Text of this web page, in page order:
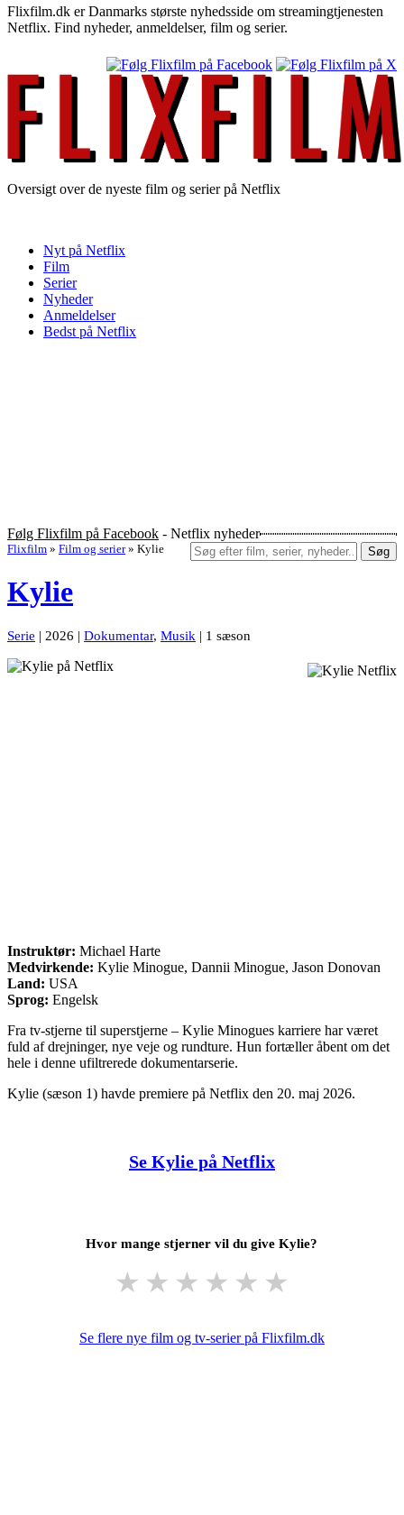
Flixfilm.dk er Danmarks største nyhedsside om streamingtjenesten
Netflix. Find nyheder, anmeldelser, film og serier.
Oversigt over de nyeste film og serier på Netflix
Nyt på Netflix
Film
Serier
Nyheder
Anmeldelser
Bedst på Netflix
Følg Flixfilm på Facebook - Netflix nyheder
Søg
Flixfilm » Film og serier » Kylie
Kylie
Serie | 2026 | Dokumentar, Musik | 1 sæson
Instruktør: Michael Harte
Medvirkende: Kylie Minogue, Dannii Minogue, Jason Donovan
Land: USA
Sprog: Engelsk
Fra tv-stjerne til superstjerne – Kylie Minogues karriere har været
fuld af drejninger, nye veje og rundture. Hun fortæller åbent om det
hele i denne ufiltrerede dokumentarserie.
Kylie (sæson 1) havde premiere på Netflix den 20. maj 2026.
Se Kylie på Netflix
Hvor mange stjerner vil du give Kylie?
★ ★ ★ ★ ★ ★
Se flere nye film og tv-serier på Flixfilm.dk